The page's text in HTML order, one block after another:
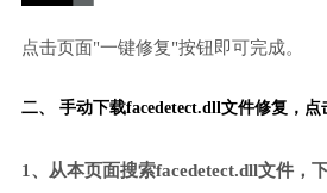
点击页面"一键修复"按钮即可完成。
二、 手动下载facedetect.dll文件修复， 点
1、从本页面搜索facedetect.dll文件，